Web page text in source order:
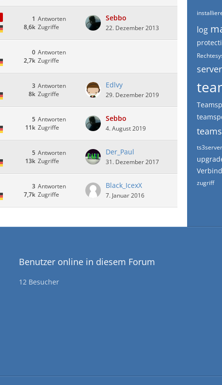
Antworten
1
Zugriffe
8,6k
Sebbo
22. Dezember 2013
Antworten
0
Zugriffe
2,7k
Antworten
3
Zugriffe
8k
Edlvy
29. Dezember 2019
Antworten
5
Zugriffe
11k
Sebbo
4. August 2019
Antworten
5
Zugriffe
13k
Der_Paul
31. Dezember 2017
Antworten
3
Zugriffe
7,7k
Black_IcexX
7. Januar 2016
log
server
zugriff
Benutzer online in diesem Forum
12 Besucher